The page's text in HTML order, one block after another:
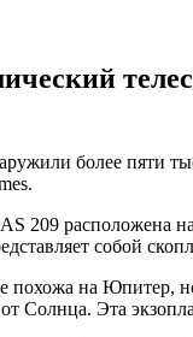
более пяти
209 расположена
собой
похожа на Юпитер,
Солнца. Эта